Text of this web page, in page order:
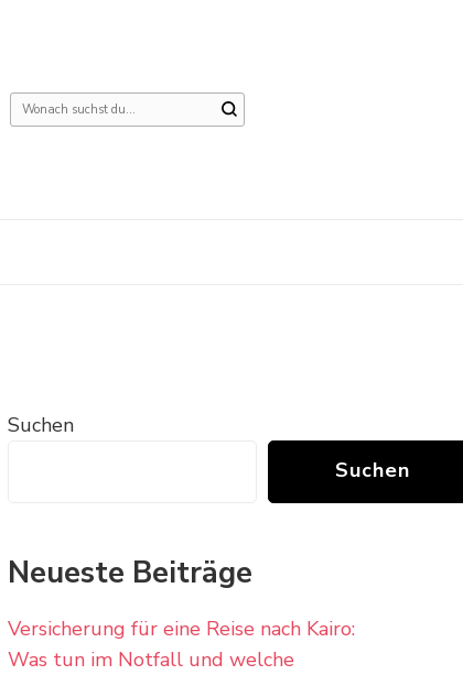
Suchst
Suchen
Suchen
Neueste Beiträge
Versicherung für eine Reise nach Kairo:
Was tun im Notfall und welche